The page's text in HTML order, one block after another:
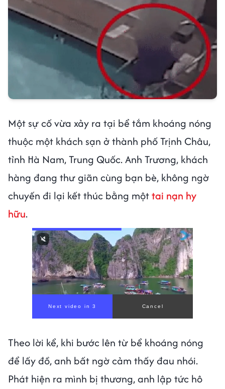
Một sự cố vừa xảy ra tại bể tắm khoáng nóng
thuộc một khách sạn ở thành phố Trịnh Châu,
tỉnh Hà Nam, Trung Quốc. Anh Trương, khách
hàng đang thư giãn cùng bạn bè, không ngờ
chuyến đi lại kết thúc bằng mộttai nạn hy
hữu.
Next video in 1 Cancel
Theo lời kể, khi bước lên từ bể khoáng nóng
để lấy đồ, anh bất ngờ cảm thấy đau nhói.
Phát hiện ra mình bị thương, anh lập tức hô